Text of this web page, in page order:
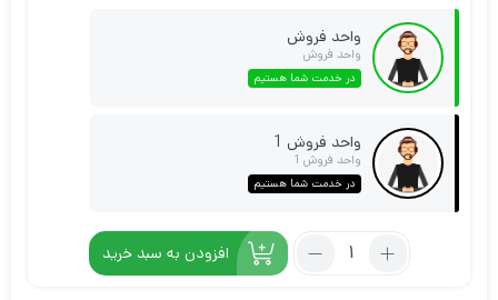
واحد فروش
واحد فروش
در خدمت شما هستیم
واحد فروش 1
واحد فروش 1
در خدمت شما هستیم
افزودن به سبد خرید